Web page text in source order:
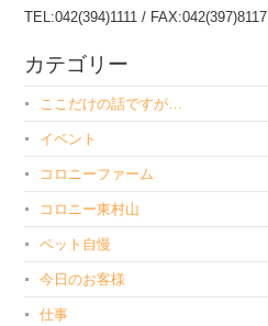
TEL:042(394)1111 / FAX:042(397)8117
カテゴリー
ここだけの話ですが…
イベント
コロニーファーム
コロニー東村山
ペット自慢
今日のお客様
仕事